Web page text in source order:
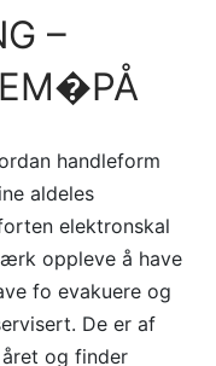
–
handleform
aldeles
elektronskal
oppleve å have
fo evakuere og
De er af
og finder